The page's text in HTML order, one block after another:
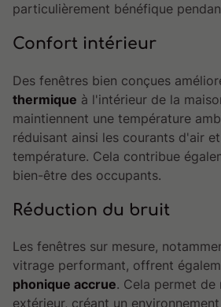
particulièrement bénéfique
Confort intérieur
Des fenêtres bien conçues
thermique à l'intérieur de la
maintiennent une température
réduisant ainsi les courants d'air
température. Cela contribue
bien-être des occupants.
Réduction du bruit
Les fenêtres sur mesure,
vitrage performant, offrent
phonique accrue. Cela permet
extérieur, créant un